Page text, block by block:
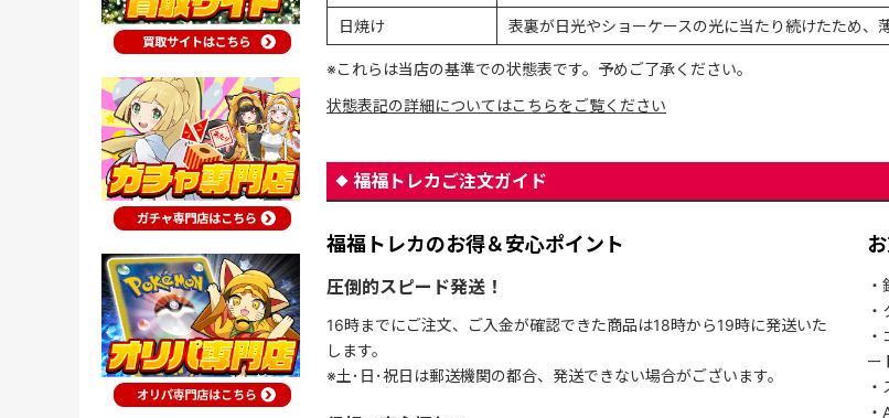
日焼け
表裏が日光やショーケースの光に当たり続けたため、
※これらは当店の基準での状態表です。予めご了承ください。
状態表記の詳細についてはこちらをご覧ください
福福トレカご注文ガイド
福福トレカのお得＆安心ポイント
圧倒的スピード発送！
16時までにご注文、ご入金が確認できた商品は18時から19時に発送いた
します。
※土･日･祝日は郵送機関の都合、発送できない場合がございます。
ー